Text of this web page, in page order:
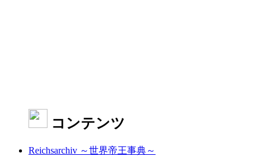
コンテンツ
Reichsarchiv ～世界帝王事典～